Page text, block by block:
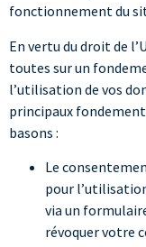
fonctionnement du
En vertu du droit de
toutes sur un
l’utilisation de vos
principaux
basons :
Le
pour
via un
révoquer votre